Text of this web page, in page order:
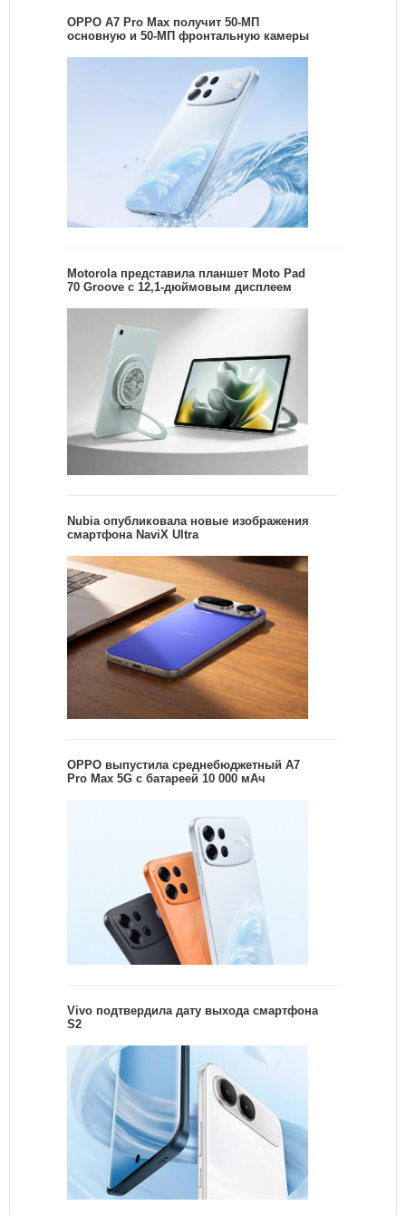
OPPO A7 Pro Max получит 50-МП
основную и 50-МП фронтальную камеры
Motorola представила планшет Moto Pad
70 Groove с 12,1-дюймовым дисплеем
Nubia опубликовала новые изображения
смартфона NaviX Ultra
OPPO выпустила среднебюджетный A7
Pro Max 5G с батареей 10 000 мАч
Vivo подтвердила дату выхода смартфона
S2